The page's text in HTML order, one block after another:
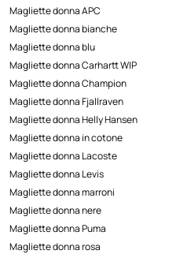
Magliette donna APC
Magliette donna bianche
Magliette donna blu
Magliette donna Carhartt WIP
Magliette donna Champion
Magliette donna Fjallraven
Magliette donna Helly Hansen
Magliette donna in cotone
Magliette donna Lacoste
Magliette donna Levis
Magliette donna marroni
Magliette donna nere
Magliette donna Puma
Magliette donna rosa